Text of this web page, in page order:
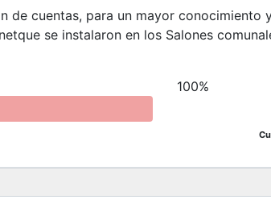
de cuentas, para un mayor conocimiento
se instalaron en los Salones
100%